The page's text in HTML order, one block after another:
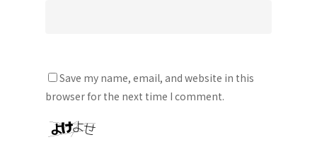
Save my name, email, and website in this
browser for the next time I comment.